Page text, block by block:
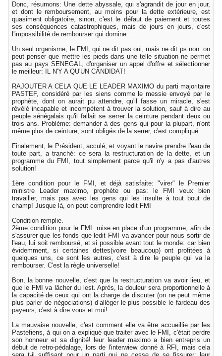
Donc, résumons: Une dette abyssale, qui s'agrandit de jour en jour,
et dont le remboursement, au moins pour la dette extérieure, est
quasiment obligatoire, sinon, c'est le défaut de paiement et toutes
ses conséquences catastrophiques, mais de jours en jours, c'est
l'impossibilité de rembourser qui domine...
Un seul organisme, le FMI, qui ne dit pas oui, mais ne dit ps non: on
peut penser que mettre les pieds dans une telle situation ne permet
pas au pays SENEGAL, d'organiser un appel d'offre et sélectionner
le meilleur: IL N'Y A QU'UN CANDIDAT!
RAJOUTER A CELA QUE LE LEADER MAXIMO du parti majoritaire
PASTEF, considéré par les siens comme le messie envoyé par le
prophète, dont on aurait pu attendre, qu'il fasse un miracle, s'est
révélé incapable et incompétent à trouver la solution, sauf à dire au
peuple sénégalais qu'il fallait se serrer la ceinture pendant deux ou
trois ans. Problème: demander à des gens qui pour la plupart, n'ont
même plus de ceinture, sont obligés de la serrer, c'est compliqué.
Finalement, le Président, acculé, et voyant le navire prendre l'eau de
toute part, a tranché: ce sera la restructuration de la dette, et un
programme du FMI, tout simplement parce qu'il n'y a pas d'autres
solution!
1ère condition pour le FMI, et déjà satisfaite: "virer" le Premier
ministre Leader maximo, prophète ou pas: le FMI veux bien
travailler, mais pas avec les gens qui les insulte à tout bout de
champ! Jusque là, on peut comprendre ledit FMI
Condition remplie.
2ème condition pour le FMI: mise en place d'un programme, afin de
s'assurer que les fonds que ledit FMI va avancer pour nous sortir de
l'eau, lui soit remboursé, et si possible avant tout le monde: car bien
évidemment, si certaines dettes(voire beaucoup) ont profitées à
quelques uns, ce sont les autres, c'est à dire le peuple qui va la
rembourser. C'est la règle universelle!
Bon, la bonne nouvelle, c'est que la restructuration va avoir lieu, et
que le FMI va lâcher du lest. Après, la douleur sera proportionnelle à
la capacité de ceux qui ont la charge de discuter (on ne peut même
plus parler de négociations) d’alléger le plus possible le fardeau des
payeurs, c'est à dire vous et moi!
La mauvaise nouvelle, c'est comment elle va être accueillie par les
Pastefiens, à qui on a expliqué que traiter avec le FMI, c'était perdre
son honneur et sa dignité! leur leader maximo a bien entrepris un
début de retro-pédalage, lors de l'interwiew donné à RFI, mais cela